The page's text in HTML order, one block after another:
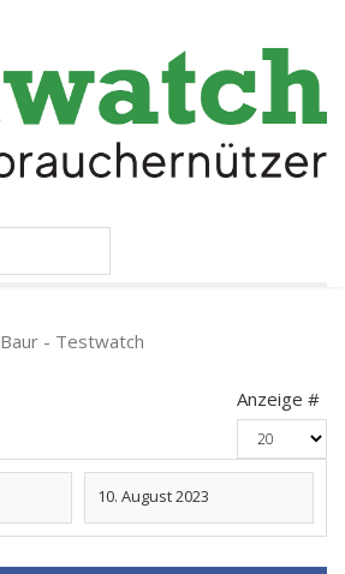
Baur - Testwatch
Anzeige #
10. August 2023